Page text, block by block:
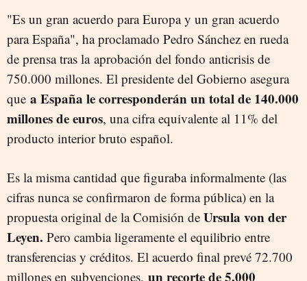
"Es un gran acuerdo para Europa y un gran acuerdo
para España", ha proclamado Pedro Sánchez en rueda
de prensa tras la aprobación del fondo anticrisis de
750.000 millones. El presidente del Gobierno asegura
que a España le corresponderán un total de 140.000
millones de euros, una cifra equivalente al 11% del
producto interior bruto español.
Es la misma cantidad que figuraba informalmente (las
cifras nunca se confirmaron de forma pública) en la
propuesta original de la Comisión de Ursula von der
Leyen. Pero cambia ligeramente el equilibrio entre
transferencias y créditos. El acuerdo final prevé 72.700
millones en subvenciones, un recorte de 5.000